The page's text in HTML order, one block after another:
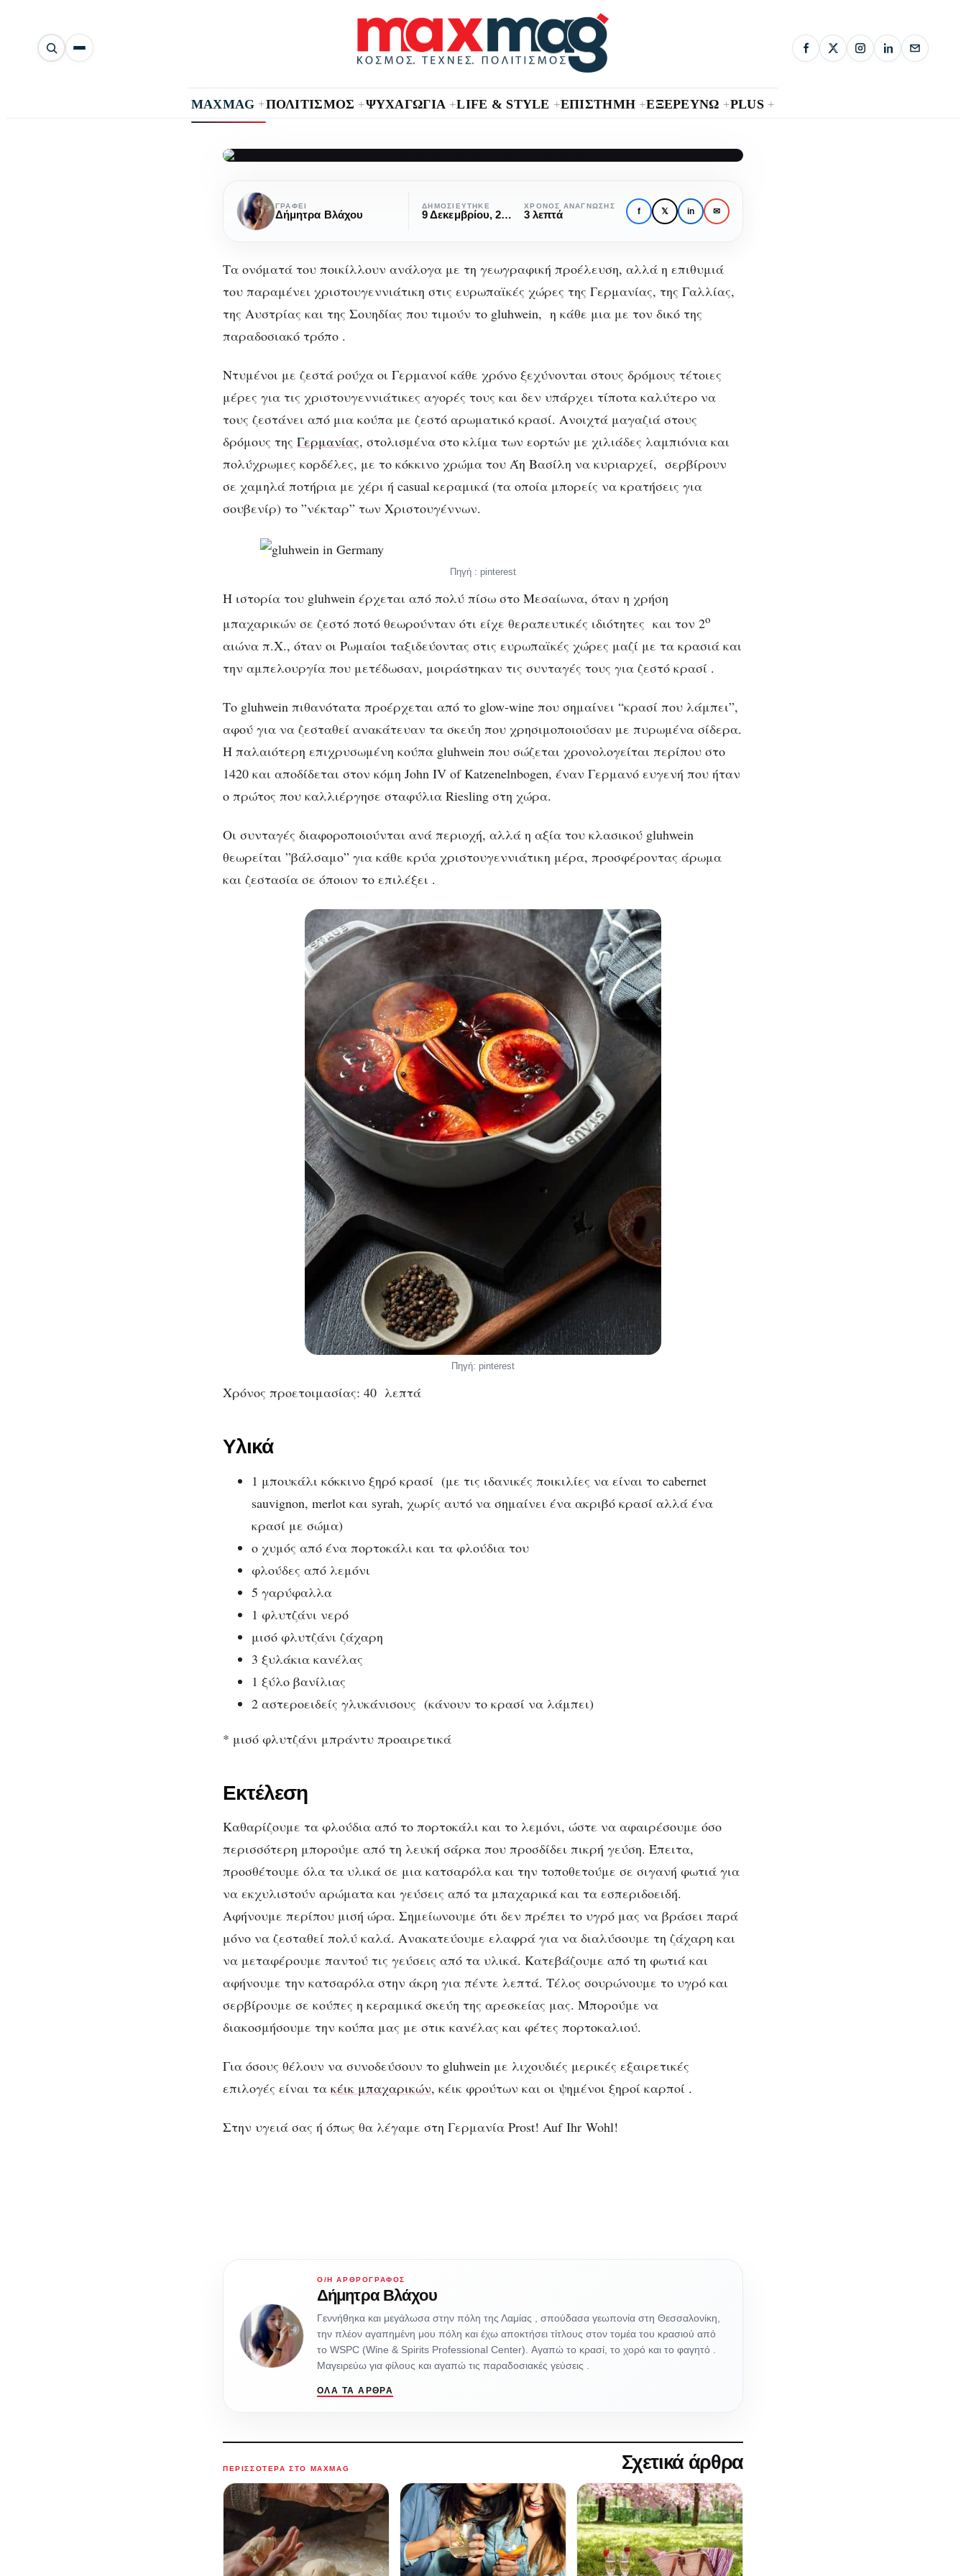
Αναζήτηση
άρθρων
MAXMAG +ΠΟΛΙΤΙΣΜΟΣ +ΨΥΧΑΓΩΓΙΑ +LIFE & STYLE +ΕΠΙΣΤΗΜΗ +ΕΞΕΡΕΥΝΩ +PLUS +
Gluhwein: Η αυθεντική
συνταγή για ”λαμπερά”
Χριστούγεννα
Gluhwein:
αυθεντική
για
”λαμπερά”
Χριστούγεννα
ΓΡΆΦΕΙ
Δήμητρα Βλάχου
ΔΗΜΟΣΙΕΎΤΗΚΕ
9 Δεκεμβρίου, 2020
ΧΡΌΝΟΣ ΑΝΆΓΝΩΣΗΣ
3 λεπτά f 𝕏 in ✉
Τα ονόματά του ποικίλλουν ανάλογα με τη γεωγραφική προέλευση, αλλά η επιθυμιά
του παραμένει χριστουγεννιάτικη στις ευρωπαϊκές χώρες της Γερμανίας, της Γαλλίας,
της Αυστρίας και της Σουηδίας που τιμούν το gluhwein, η κάθε μια με τον δικό της
παραδοσιακό τρόπο .
Ντυμένοι με ζεστά ρούχα οι Γερμανοί κάθε χρόνο ξεχύνονται στους δρόμους τέτοιες
μέρες για τις χριστουγεννιάτικες αγορές τους και δεν υπάρχει τίποτα καλύτερο να
τους ζεστάνει από μια κούπα με ζεστό αρωματικό κρασί. Ανοιχτά μαγαζιά στους
δρόμους της Γερμανίας, στολισμένα στο κλίμα των εορτών με χιλιάδες λαμπιόνια και
πολύχρωμες κορδέλες, με το κόκκινο χρώμα του Άη Βασίλη να κυριαρχεί, σερβίρουν
σε χαμηλά ποτήρια με χέρι ή casual κεραμικά (τα οποία μπορείς να κρατήσεις για
σουβενίρ) το ”νέκταρ” των Χριστουγέννων.
Πηγή : pinterest
Η ιστορία του gluhwein έρχεται από πολύ πίσω στο Μεσαίωνα, όταν η χρήση
μπαχαρικών σε ζεστό ποτό θεωρούνταν ότι είχε θεραπευτικές ιδιότητες και τον 2ο
αιώνα π.Χ., όταν οι Ρωμαίοι ταξιδεύοντας στις ευρωπαϊκές χώρες μαζί με τα κρασιά και
την αμπελουργία που μετέδωσαν, μοιράστηκαν τις συνταγές τους για ζεστό κρασί .
Το gluhwein πιθανότατα προέρχεται από το glow-wine που σημαίνει “κρασί που λάμπει”,
αφού για να ζεσταθεί ανακάτευαν τα σκεύη που χρησιμοποιούσαν με πυρωμένα σίδερα.
Η παλαιότερη επιχρυσωμένη κούπα gluhwein που σώζεται χρονολογείται περίπου στο
1420 και αποδίδεται στον κόμη John IV of Katzenelnbogen, έναν Γερμανό ευγενή που ήταν
ο πρώτος που καλλιέργησε σταφύλια Riesling στη χώρα.
Οι συνταγές διαφοροποιούνται ανά περιοχή, αλλά η αξία του κλασικού gluhwein
θεωρείται ”βάλσαμο” για κάθε κρύα χριστουγεννιάτικη μέρα, προσφέροντας άρωμα
και ζεστασία σε όποιον το επιλέξει .
Πηγή: pinterest
Χρόνος προετοιμασίας: 40 λεπτά
Υλικά
1 μπουκάλι κόκκινο ξηρό κρασί (με τις ιδανικές ποικιλίες να είναι το cabernet
sauvignon, merlot και syrah, χωρίς αυτό να σημαίνει ένα ακριβό κρασί αλλά ένα
κρασί με σώμα)
ο χυμός από ένα πορτοκάλι και τα φλούδια του
φλούδες από λεμόνι
5 γαρύφαλλα
1 φλυτζάνι νερό
μισό φλυτζάνι ζάχαρη
3 ξυλάκια κανέλας
1 ξύλο βανίλιας
2 αστεροειδείς γλυκάνισους (κάνουν το κρασί να λάμπει)
* μισό φλυτζάνι μπράντυ προαιρετικά
Εκτέλεση
Καθαρίζουμε τα φλούδια από το πορτοκάλι και το λεμόνι, ώστε να αφαιρέσουμε όσο
περισσότερη μπορούμε από τη λευκή σάρκα που προσδίδει πικρή γεύση. Έπειτα,
προσθέτουμε όλα τα υλικά σε μια κατσαρόλα και την τοποθετούμε σε σιγανή φωτιά για
να εκχυλιστούν αρώματα και γεύσεις από τα μπαχαρικά και τα εσπεριδοειδή.
Αφήνουμε περίπου μισή ώρα. Σημείωνουμε ότι δεν πρέπει το υγρό μας να βράσει παρά
μόνο να ζεσταθεί πολύ καλά. Ανακατεύουμε ελαφρά για να διαλύσουμε τη ζάχαρη και
να μεταφέρουμε παντού τις γεύσεις από τα υλικά. Κατεβάζουμε από τη φωτιά και
αφήνουμε την κατσαρόλα στην άκρη για πέντε λεπτά. Τέλος σουρώνουμε το υγρό και
σερβίρουμε σε κούπες η κεραμικά σκεύη της αρεσκείας μας. Μπορούμε να
διακοσμήσουμε την κούπα μας με στικ κανέλας και φέτες πορτοκαλιού.
Για όσους θέλουν να συνοδεύσουν το gluhwein με λιχουδιές μερικές εξαιρετικές
επιλογές είναι τα κέικ μπαχαρικών, κέικ φρούτων και οι ψημένοι ξηροί καρποί .
Στην υγειά σας ή όπως θα λέγαμε στη Γερμανία Prost! Auf Ihr Wohl!
Ο/Η ΑΡΘΡΟΓΡΆΦΟΣ
Δήμητρα Βλάχου
Γεννήθηκα και μεγάλωσα στην πόλη της Λαμίας , σπούδασα γεωπονία στη Θεσσαλονίκη,
την πλέον αγαπημένη μου πόλη και έχω αποκτήσει τίτλους στον τομέα του κρασιού από
το WSPC (Wine & Spirits Professional Center). Αγαπώ το κρασί, το χορό και το φαγητό .
Μαγειρεύω για φίλους και αγαπώ τις παραδοσιακές γεύσεις .
ΌΛΑ ΤΑ ΆΡΘΡΑ
ΠΕΡΙΣΣΌΤΕΡΑ ΣΤΟ MAXMAG Σχετικά άρθρα